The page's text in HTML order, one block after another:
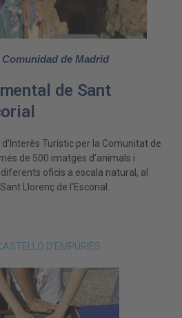
de Madrid
de Sant
Turístic per la Comunitat de
de 500 imatges d’animals i
oficis a escala natural, al
Llorenç de l’Escorial.
D'EMPÚRIES